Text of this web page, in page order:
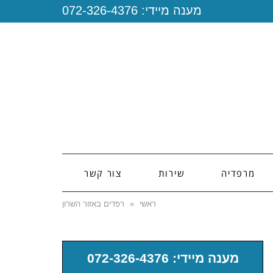
מענה מיידי: 072-326-4376
מרפדיה שירות צור קשר
ראשי » רפדים באזור השרון
מענה מיידי: 072-326-4376